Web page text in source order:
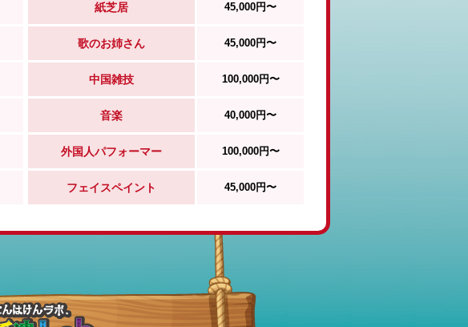
紙芝居 45,000円〜
歌のお姉さん 45,000円〜
中国雑技 100,000円〜
音楽 40,000円〜
外国人パフォーマー 100,000円〜
フェイスペイント 45,000円〜